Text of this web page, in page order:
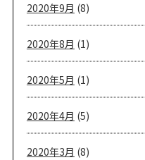
2020年9月 (8)
2020年8月 (1)
2020年5月 (1)
2020年4月 (5)
2020年3月 (8)